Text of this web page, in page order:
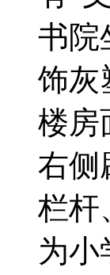
书院
饰灰
楼房
右侧
栏杆
为小